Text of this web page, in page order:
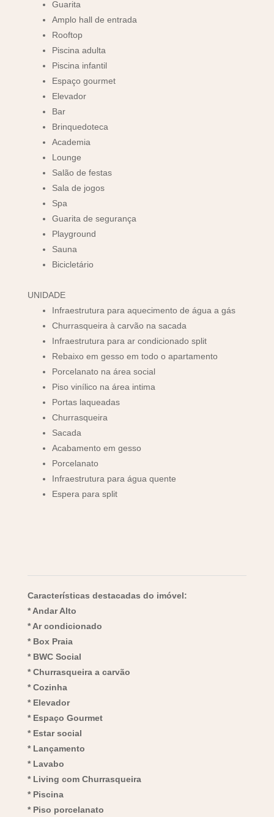
Guarita
Amplo hall de entrada
Rooftop
Piscina adulta
Piscina infantil
Espaço gourmet
Elevador
Bar
Brinquedoteca
Academia
Lounge
Salão de festas
Sala de jogos
Spa
Guarita de segurança
Playground
Sauna
Bicicletário
UNIDADE
Infraestrutura para aquecimento de água a gás
Churrasqueira à carvão na sacada
Infraestrutura para ar condicionado split
Rebaixo em gesso em todo o apartamento
Porcelanato na área social
Piso vinílico na área intima
Portas laqueadas
Churrasqueira
Sacada
Acabamento em gesso
Porcelanato
Infraestrutura para água quente
Espera para split
Características destacadas do imóvel:
* Andar Alto
* Ar condicionado
* Box Praia
* BWC Social
* Churrasqueira a carvão
* Cozinha
* Elevador
* Espaço Gourmet
* Estar social
* Lançamento
* Lavabo
* Living com Churrasqueira
* Piscina
* Piso porcelanato